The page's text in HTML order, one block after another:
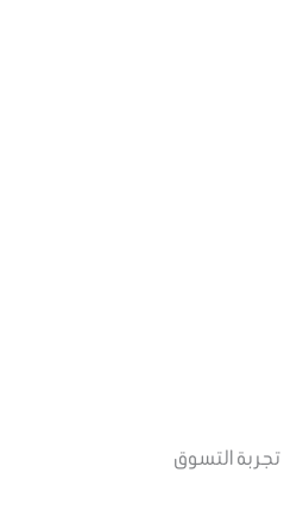
النقاط لتحويل تجربة التسوق